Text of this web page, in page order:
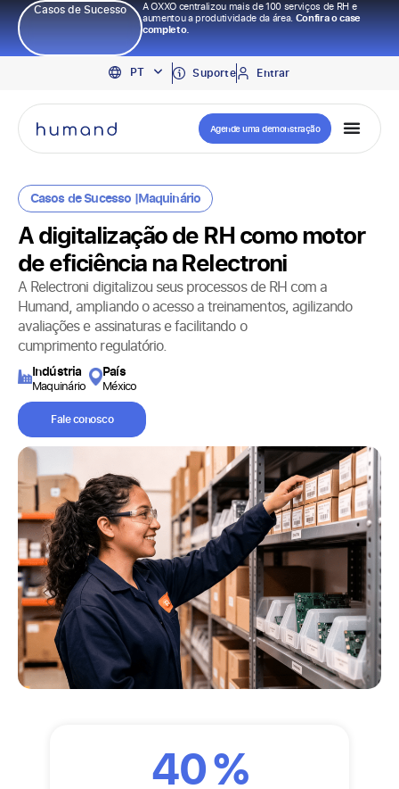
Casos de Sucesso
A OXXO centralizou mais de 100 serviços de RH e
aumentou a produtividade da área.Confira o case
completo.
PT
EN
ES
Suporte Entrar
Agende uma demonstração
Casos de Sucesso |Maquinário
A digitalização de RH como motor
de eficiência na Relectroni
A Relectroni digitalizou seus processos de RH com a
Humand, ampliando o acesso a treinamentos, agilizando
avaliações e assinaturas e facilitando o
cumprimento regulatório.
Indústria
Maquinário
País
México
Fale conosco
40%